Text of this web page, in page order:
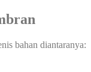
bahan diantaranya: